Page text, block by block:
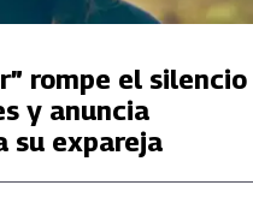
rompe el silencio
y anuncia
su expareja